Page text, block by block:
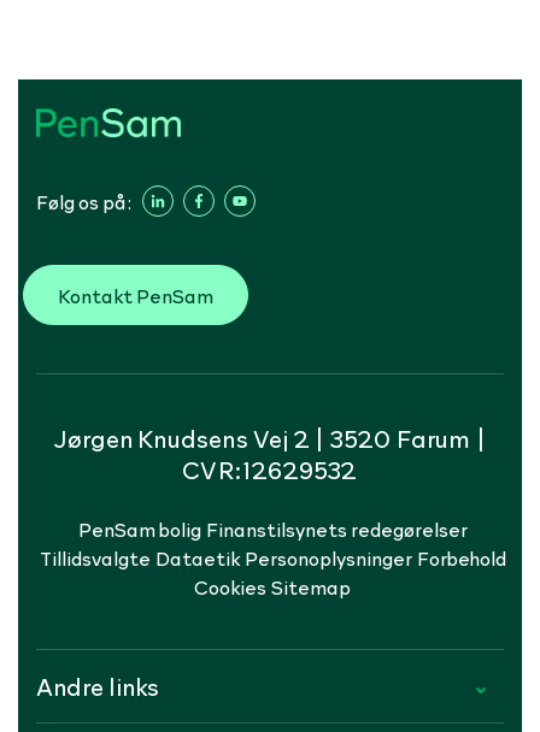
Følg os på:
Kontakt PenSam
Jørgen Knudsens Vej 2 | 3520 Farum |
CVR:12629532
PenSam bolig Finanstilsynets redegørelser
Tillidsvalgte Dataetik Personoplysninger Forbehold
Cookies Sitemap
Andre links